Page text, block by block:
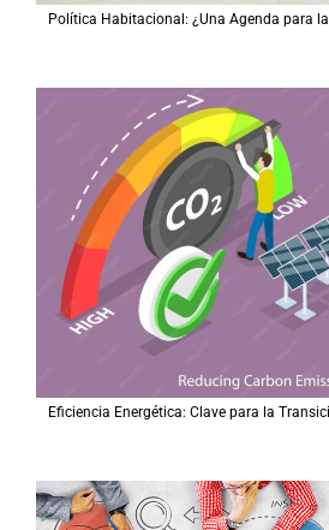
Política Habitacional: ¿Una Agenda para
Eficiencia Energética: Clave para la